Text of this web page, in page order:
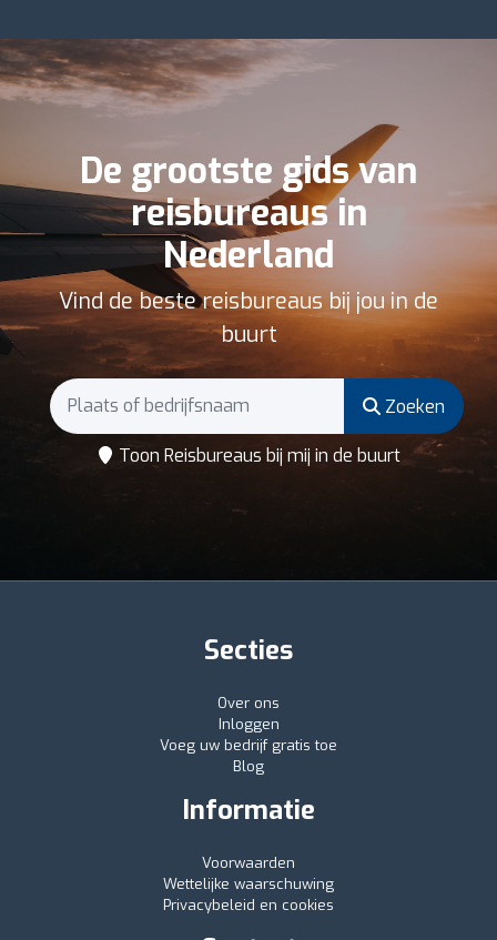
De grootste gids van
reisbureaus in
Nederland
Vind de beste reisbureaus bij jou in de
buurt
Zoeken
Toon Reisbureaus bij mij in de buurt
Secties
Over ons
Inloggen
Voeg uw bedrijf gratis toe
Blog
Informatie
Voorwaarden
Wettelijke waarschuwing
Privacybeleid en cookies